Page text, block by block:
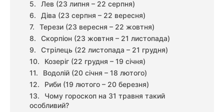
Лев (23 липня – 22 серпня)
Діва (23 серпня – 22 вересня)
Терези (23 вересня – 22 жовтня)
Скорпіон (23 жовтня – 21 листопада)
Стрілець (22 листопада – 21 грудня)
Козеріг (22 грудня – 19 січня)
Водолій (20 січня – 18 лютого)
Риби (19 лютого – 20 березня)
Чому гороскоп на 31 травня такий
особливий?